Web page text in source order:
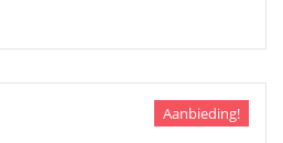
Aanbieding!